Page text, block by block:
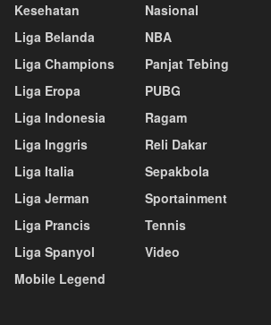
Kesehatan
Liga Belanda
Liga Champions
Liga Eropa
Liga Indonesia
Liga Inggris
Liga Italia
Liga Jerman
Liga Prancis
Liga Spanyol
Mobile Legend
Nasional
NBA
Panjat Tebing
PUBG
Ragam
Reli Dakar
Sepakbola
Sportainment
Tennis
Video